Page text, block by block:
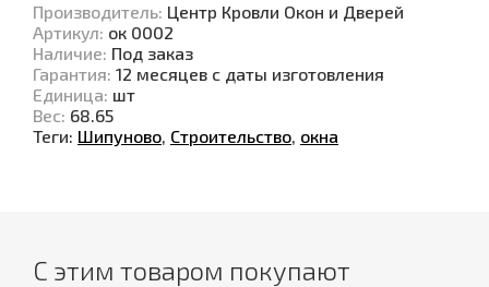
Производитель: Центр Кровли Окон и Дверей
Артикул: ок 0002
Наличие: Под заказ
Гарантия: 12 месяцев с даты изготовления
Единица: шт
Вес: 68.65
Теги: Шипуново, Строительство, окна
С этим товаром покупают